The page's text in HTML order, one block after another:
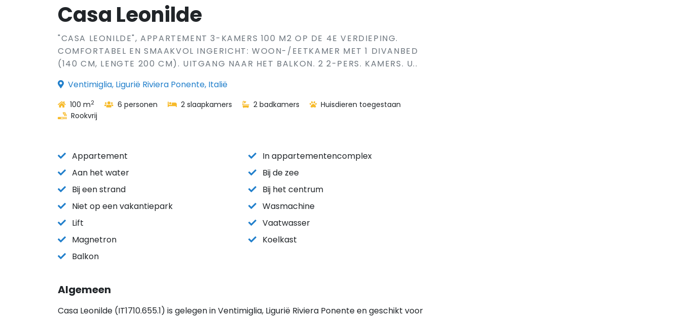
Casa Leonilde
"CASA LEONILDE", APPARTEMENT 3-KAMERS 100 M2 OP DE 4E VERDIEPING.
COMFORTABEL EN SMAAKVOL INGERICHT: WOON-/EETKAMER MET 1 DIVANBED
(140 CM, LENGTE 200 CM). UITGANG NAAR HET BALKON. 2 2-PERS. KAMERS. U..
Ventimiglia, Ligurië Riviera Ponente, Italië
100 m2 6 personen 2 slaapkamers 2 badkamers
Huisdieren toegestaan
Rookvrij
Appartement
In appartementencomplex
Aan het water
Bij de zee
Bij een strand
Bij het centrum
Niet op een vakantiepark
Wasmachine
Lift
Vaatwasser
Magnetron
Koelkast
Balkon
Algemeen
Casa Leonilde (IT1710.655.1) is gelegen in Ventimiglia, Ligurië Riviera Ponente en geschikt voor